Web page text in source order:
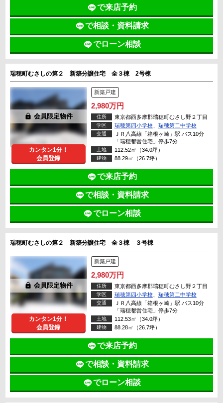
で来店予約
で相談・資料請求
でローン相談
瑞穂町むさしの第２ 新築分譲住宅 全３棟 2号棟
lock 会員限定物件
カンタン1分！
会員登録
新築戸建
2,980万円
住所 東京都西多摩郡瑞穂町むさし野２丁目
学区 瑞穂第四小学校、 瑞穂第二中学校
交通
ＪＲ八高線「箱根ヶ崎」駅 バス10分
「瑞穂都営住宅」停歩7分
土地 112.52㎡（34.0坪）
建物 88.29㎡（26.7坪）
で来店予約
で相談・資料請求
でローン相談
瑞穂町むさしの第２ 新築分譲住宅 全３棟 ３号棟
lock 会員限定物件
カンタン1分！
会員登録
新築戸建
2,980万円
住所 東京都西多摩郡瑞穂町むさし野２丁目
学区 瑞穂第四小学校、 瑞穂第二中学校
交通
ＪＲ八高線「箱根ヶ崎」駅 バス10分
「瑞穂都営住宅」停歩7分
土地 112.53㎡（34.0坪）
建物 88.28㎡（26.7坪）
で来店予約
で相談・資料請求
でローン相談